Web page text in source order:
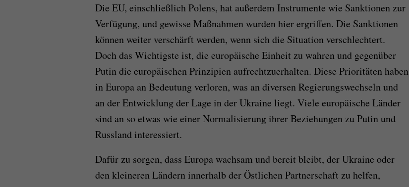
Die EU, einschließlich Polens, hat außerdem Instrumente wie Sanktionen zur
Verfügung, und gewisse Maßnahmen wurden hier ergriffen. Die Sanktionen
können weiter verschärft werden, wenn sich die Situation verschlechtert.
Doch das Wichtigste ist, die europäische Einheit zu wahren und gegenüber
Putin die europäischen Prinzipien aufrechtzuerhalten. Diese Prioritäten haben
in Europa an Bedeutung verloren, was an diversen Regierungswechseln und
an der Entwicklung der Lage in der Ukraine liegt. Viele europäische Länder
sind an so etwas wie einer Normalisierung ihrer Beziehungen zu Putin und
Russland interessiert.
Dafür zu sorgen, dass Europa wachsam und bereit bleibt, der Ukraine oder
den kleineren Ländern innerhalb der Östlichen Partnerschaft zu helfen,